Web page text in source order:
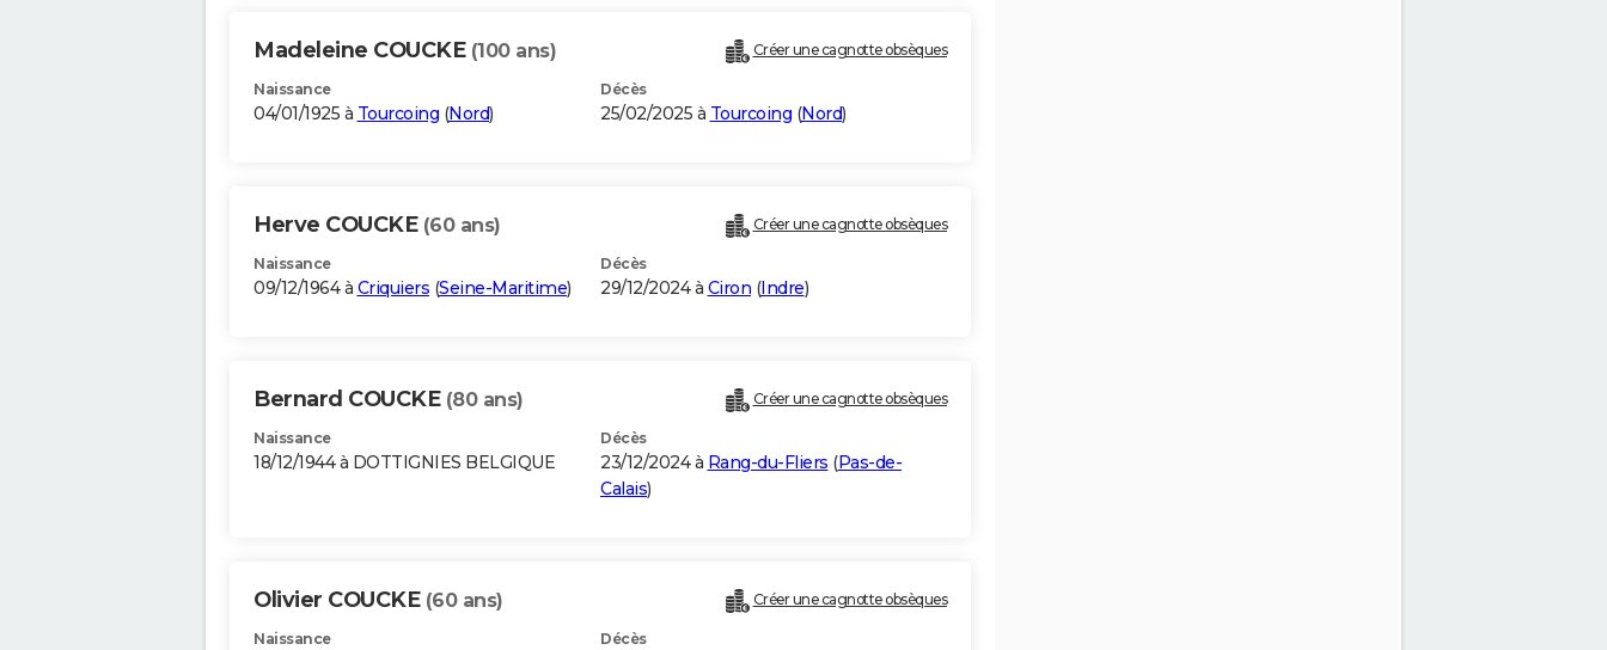
Madeleine COUCKE (100 ans) Créer une cagnotte obsèques
Naissance
04/01/1925 à Tourcoing (Nord)
Décès
25/02/2025 à Tourcoing (Nord)
Herve COUCKE (60 ans) Créer une cagnotte obsèques
Naissance
09/12/1964 à Criquiers (Seine-Maritime)
Décès
29/12/2024 à Ciron (Indre)
Bernard COUCKE (80 ans) Créer une cagnotte obsèques
Naissance
18/12/1944 à DOTTIGNIES BELGIQUE
Décès
23/12/2024 à Rang-du-Fliers (Pas-de-
Calais)
Olivier COUCKE (60 ans) Créer une cagnotte obsèques
Naissance Décès